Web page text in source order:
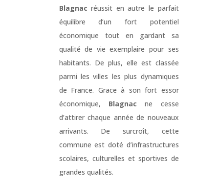
Blagnac réussit en autre le parfait
équilibre d’un fort potentiel
économique tout en gardant sa
qualité de vie exemplaire pour ses
habitants. De plus, elle est classée
parmi les villes les plus dynamiques
de France. Grace à son fort essor
économique, Blagnac ne cesse
d’attirer chaque année de nouveaux
arrivants. De surcroît, cette
commune est doté d’infrastructures
scolaires, culturelles et sportives de
grandes qualités.